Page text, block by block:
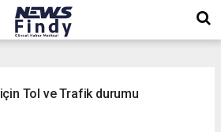
için Tol ve Trafik durumu